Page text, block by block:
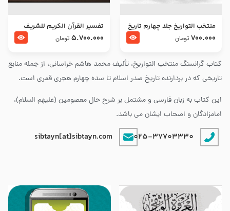
کتاب گرانسنگ منتخب التواريخ، تألیف محمد هاشم خراسانی، از جمله منابع
تاریخی که در بردارنده تاریخ صدر اسلام تا سده چهارم هجری قمری است.
این کتاب به زبان فارسی و مشتمل بر شرح حال معصومین (علیهم السلام)،
امامزادگان و اصحاب ایشان می باشد.
025-37703330
sibtayn[at]sibtayn.com
منتخب التواریخ جلد چهارم تاریخ
امام زین العابدین و امام محمد
700.000 تومان
تفسير القرآن الكريم للشريف
المرتضي قدس سرّه
5.700.000 تومان